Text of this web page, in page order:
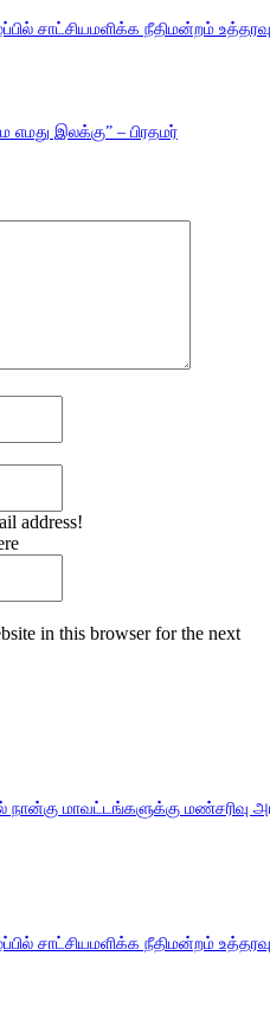
சாட்சியமளிக்க நீதிமன்றம் உத்தரவு
இலக்கு” – பிரதமர்
address!
in this browser for the next
நான்கு மாவட்டங்களுக்கு மண்சரிவு
சாட்சியமளிக்க நீதிமன்றம் உத்தரவு